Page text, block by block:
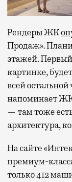
Рендеры ЖК
Продаж».
этажей.
картинке,
всей остальной
напоминает
— там тоже
архитектура,
На сайте
премиум-
только 412